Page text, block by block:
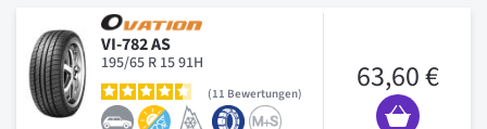
VI-782 AS
195/65 R 15 91H
11 Bewertungen 63,60 €